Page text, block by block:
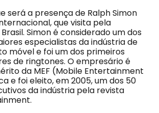
será a presença de Ralph Simon
que visita pela
Simon é considerado um dos
especialistas da indústria de
móvel e foi um dos primeiros
de ringtones. O empresário é
da MEF (Mobile Entertainment
e foi eleito, em 2005, um dos 50
da indústria pela revista